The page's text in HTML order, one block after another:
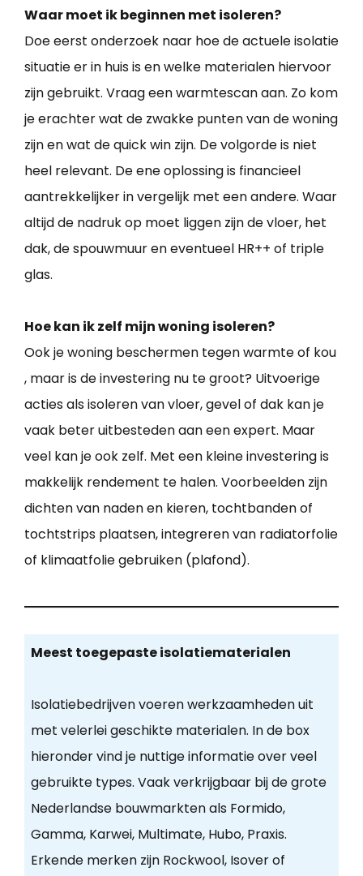
Waar moet ik beginnen met isoleren?
Doe eerst onderzoek naar hoe de actuele isolatie
situatie er in huis is en welke materialen hiervoor
zijn gebruikt. Vraag een warmtescan aan. Zo kom
je erachter wat de zwakke punten van de woning
zijn en wat de quick win zijn. De volgorde is niet
heel relevant. De ene oplossing is financieel
aantrekkelijker in vergelijk met een andere. Waar
altijd de nadruk op moet liggen zijn de vloer, het
dak, de spouwmuur en eventueel HR++ of triple
glas.
Hoe kan ik zelf mijn woning isoleren?
Ook je woning beschermen tegen warmte of kou
, maar is de investering nu te groot? Uitvoerige
acties als isoleren van vloer, gevel of dak kan je
vaak beter uitbesteden aan een expert. Maar
veel kan je ook zelf. Met een kleine investering is
makkelijk rendement te halen. Voorbeelden zijn
dichten van naden en kieren, tochtbanden of
tochtstrips plaatsen, integreren van radiatorfolie
of klimaatfolie gebruiken (plafond).
Meest toegepaste isolatiematerialen
Isolatiebedrijven voeren werkzaamheden uit
met velerlei geschikte materialen. In de box
hieronder vind je nuttige informatie over veel
gebruikte types. Vaak verkrijgbaar bij de grote
Nederlandse bouwmarkten als Formido,
Gamma, Karwei, Multimate, Hubo, Praxis.
Erkende merken zijn Rockwool, Isover of